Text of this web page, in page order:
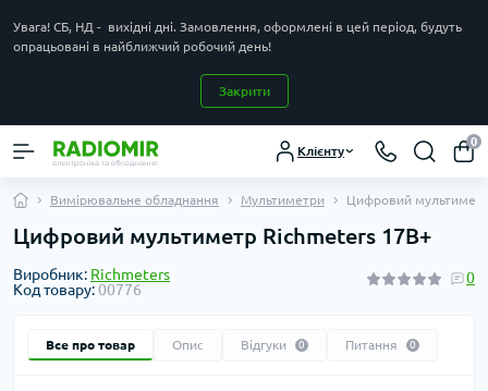
Увага! СБ, НД - вихідні дні. Замовлення, оформлені в цей період, будуть
опрацьовані в найближчий робочий день!
Закрити
Клієнту
0
Вимірювальне обладнання Мультиметри Цифровий
Цифровий мультиметр Richmeters 17B+
Виробник: Richmeters
Код товару:00776
0
Все про товар Опис Відгуки 0 Питання 0